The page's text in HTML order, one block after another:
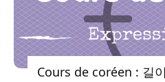
Cours de coréen : 길